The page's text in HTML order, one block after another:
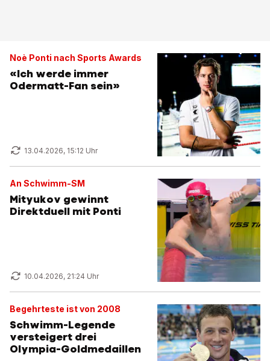
Noè Ponti nach Sports Awards
«Ich werde immer
Odermatt-Fan sein»
13.04.2026, 15:12 Uhr
An Schwimm-SM
Mityukov gewinnt
Direktduell mit Ponti
10.04.2026, 21:24 Uhr
Begehrteste ist von 2008
Schwimm-Legende
versteigert drei
Olympia-Goldmedaillen